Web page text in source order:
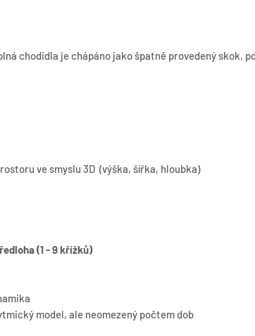
chodidla je chápáno jako špatně provedený skok,
ve smyslu 3D (výška, šířka, hloubka)
(1 - 9 křížků)
model, ale neomezený počtem dob